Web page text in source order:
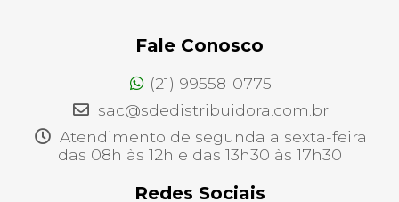
Fale Conosco
(21) 99558-0775
sac@sdedistribuidora.com.br
Atendimento de segunda a sexta-feira
das 08h às 12h e das 13h30 às 17h30
Redes Sociais